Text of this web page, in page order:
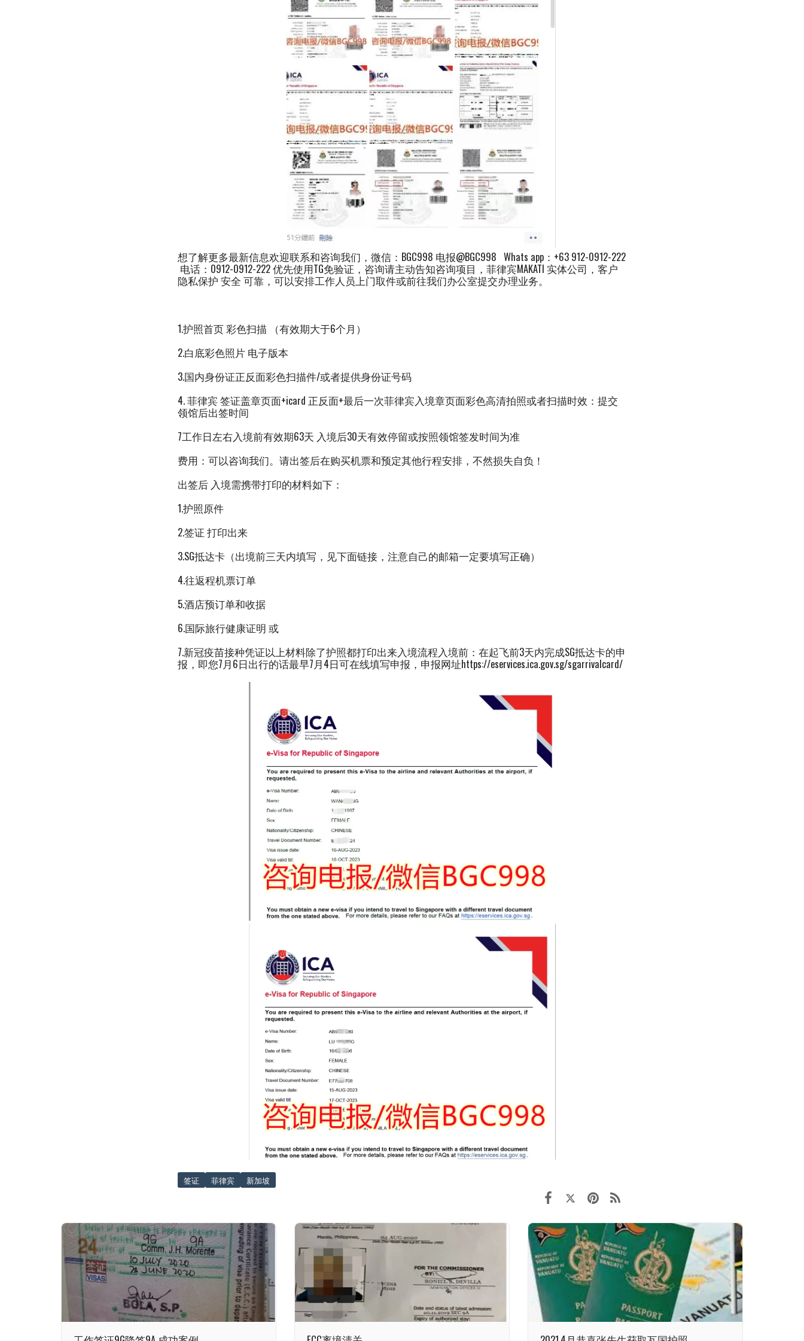
想了解更多最新信息欢迎联系和咨询我们，微信：BGC998 电报@BGC998 Whats app：+63 912-0912-222
电话：0912-0912-222 优先使用TG免验证，咨询请主动告知咨询项目，菲律宾MAKATI 实体公司，客户
隐私保护 安全 可靠，可以安排工作人员上门取件或前往我们办公室提交办理业务。
1.护照首页 彩色扫描 （有效期大于6个月）
2.白底彩色照片 电子版本
3.国内身份证正反面彩色扫描件/或者提供身份证号码
4. 菲律宾 签证盖章页面+icard 正反面+最后一次菲律宾入境章页面彩色高清拍照或者扫描时效：提交
领馆后出签时间
7工作日左右入境前有效期63天 入境后30天有效停留或按照领馆签发时间为准
费用：可以咨询我们。请出签后在购买机票和预定其他行程安排，不然损失自负！
出签后 入境需携带打印的材料如下：
1.护照原件
2.签证 打印出来
3.SG抵达卡（出境前三天内填写，见下面链接，注意自己的邮箱一定要填写正确）
4.往返程机票订单
5.酒店预订单和收据
6.国际旅行健康证明 或
7.新冠疫苗接种凭证以上材料除了护照都打印出来入境流程入境前：在起飞前3天内完成SG抵达卡的申
报，即您7月6日出行的话最早7月4日可在线填写申报，申报网址https://eservices.ica.gov.sg/sgarrivalcard/
签证 菲律宾 新加坡